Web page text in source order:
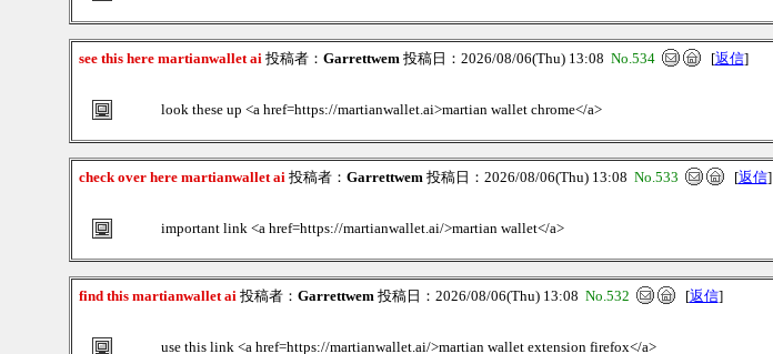
see this here martianwallet ai投稿者： Garrettwem投稿日：2026/08/06(Thu) 13:08 No.534 [返信]
look these up <a href=https://martianwallet.ai>martian wallet chrome</a>
check over here martianwallet ai投稿者： Garrettwem投稿日：2026/08/06(Thu) 13:08 No.533 [返信]
important link <a href=https://martianwallet.ai/>martian wallet</a>
find this martianwallet ai投稿者： Garrettwem投稿日：2026/08/06(Thu) 13:08 No.532 [返信]
use this link <a href=https://martianwallet.ai/>martian wallet extension firefox</a>